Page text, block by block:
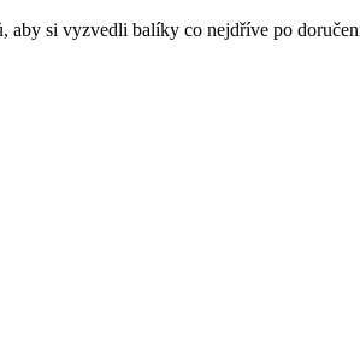
si vyzvedli balíky co nejdříve po